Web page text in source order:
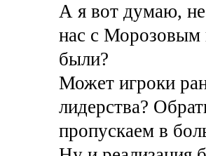
А я вот думаю, не
нас с Морозовым
были?
Может игроки
лидерства?
пропускаем в